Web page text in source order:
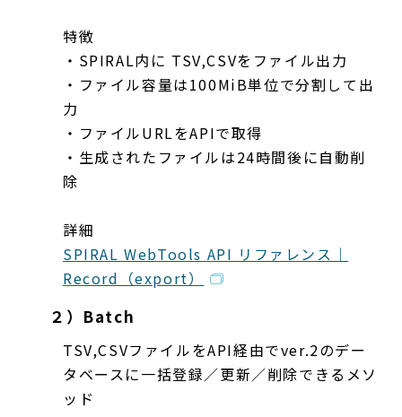
特徴
・SPIRAL内に TSV,CSVをファイル出力
・ファイル容量は100MiB単位で分割して出
力
・ファイルURLをAPIで取得
・生成されたファイルは24時間後に自動削
除
詳細
SPIRAL WebTools API リファレンス｜
Record（export）
２）Batch
TSV,CSVファイルをAPI経由でver.2のデー
タベースに一括登録／更新／削除できるメソ
ッド